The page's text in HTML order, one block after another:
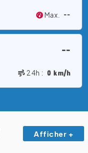
Max. --
--
24h : 0 km/h
Afficher +